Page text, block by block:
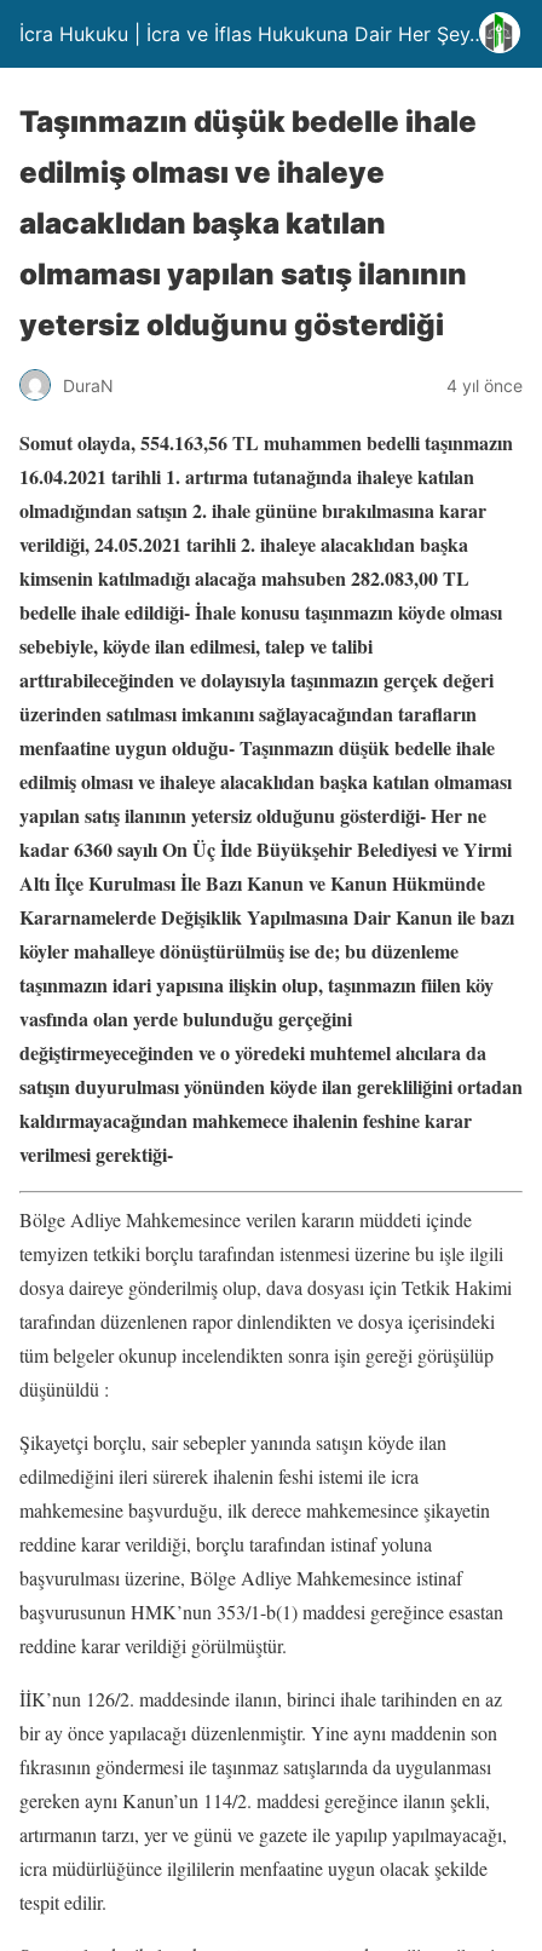
İcra Hukuku | İcra ve İflas Hukukuna Dair Her Şey….
Taşınmazın düşük bedelle ihale
edilmiş olması ve ihaleye
alacaklıdan başka katılan
olmaması yapılan satış ilanının
yetersiz olduğunu gösterdiği
DuraN 4 yıl önce
Somut olayda, 554.163,56 TL muhammen bedelli taşınmazın
16.04.2021 tarihli 1. artırma tutanağında ihaleye katılan
olmadığından satışın 2. ihale gününe bırakılmasına karar
verildiği, 24.05.2021 tarihli 2. ihaleye alacaklıdan başka
kimsenin katılmadığı alacağa mahsuben 282.083,00 TL
bedelle ihale edildiği- İhale konusu taşınmazın köyde olması
sebebiyle, köyde ilan edilmesi, talep ve talibi
arttırabileceğinden ve dolayısıyla taşınmazın gerçek değeri
üzerinden satılması imkanını sağlayacağından tarafların
menfaatine uygun olduğu- Taşınmazın düşük bedelle ihale
edilmiş olması ve ihaleye alacaklıdan başka katılan olmaması
yapılan satış ilanının yetersiz olduğunu gösterdiği- Her ne
kadar 6360 sayılı On Üç İlde Büyükşehir Belediyesi ve Yirmi
Altı İlçe Kurulması İle Bazı Kanun ve Kanun Hükmünde
Kararnamelerde Değişiklik Yapılmasına Dair Kanun ile bazı
köyler mahalleye dönüştürülmüş ise de; bu düzenleme
taşınmazın idari yapısına ilişkin olup, taşınmazın fiilen köy
vasfında olan yerde bulunduğu gerçeğini
değiştirmeyeceğinden ve o yöredeki muhtemel alıcılara da
satışın duyurulması yönünden köyde ilan gerekliliğini ortadan
kaldırmayacağından mahkemece ihalenin feshine karar
verilmesi gerektiği-
Bölge Adliye Mahkemesince verilen kararın müddeti içinde
temyizen tetkiki borçlu tarafından istenmesi üzerine bu işle ilgili
dosya daireye gönderilmiş olup, dava dosyası için Tetkik Hakimi
tarafından düzenlenen rapor dinlendikten ve dosya içerisindeki
tüm belgeler okunup incelendikten sonra işin gereği görüşülüp
düşünüldü :
Şikayetçi borçlu, sair sebepler yanında satışın köyde ilan
edilmediğini ileri sürerek ihalenin feshi istemi ile icra
mahkemesine başvurduğu, ilk derece mahkemesince şikayetin
reddine karar verildiği, borçlu tarafından istinaf yoluna
başvurulması üzerine, Bölge Adliye Mahkemesince istinaf
başvurusunun HMK’nun 353/1-b(1) maddesi gereğince esastan
reddine karar verildiği görülmüştür.
İİK’nun 126/2. maddesinde ilanın, birinci ihale tarihinden en az
bir ay önce yapılacağı düzenlenmiştir. Yine aynı maddenin son
fıkrasının göndermesi ile taşınmaz satışlarında da uygulanması
gereken aynı Kanun’un 114/2. maddesi gereğince ilanın şekli,
artırmanın tarzı, yer ve günü ve gazete ile yapılıp yapılmayacağı,
icra müdürlüğünce ilgililerin menfaatine uygun olacak şekilde
tespit edilir.